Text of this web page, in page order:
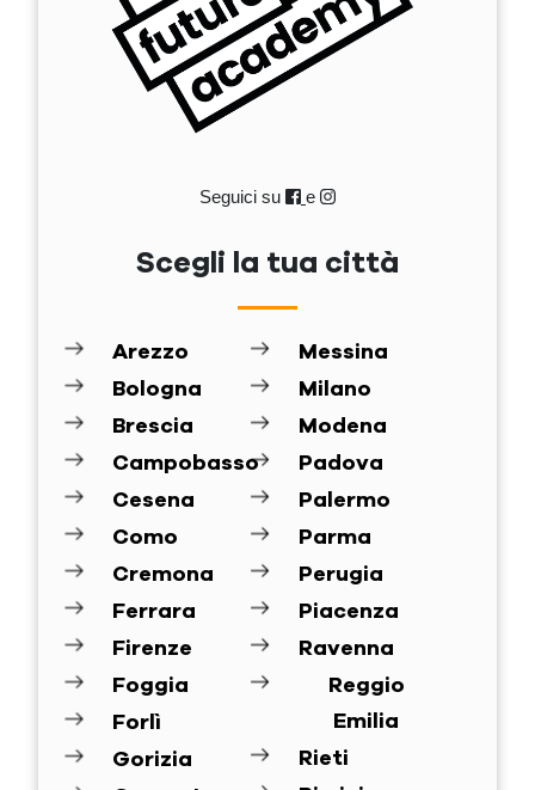
Seguici su e
Scegli la tua città
Arezzo
Bologna
Brescia
Campobasso
Cesena
Como
Cremona
Ferrara
Firenze
Foggia
Forlì
Gorizia
Messina
Milano
Modena
Padova
Palermo
Parma
Perugia
Piacenza
Ravenna
Reggio
Emilia
Rieti